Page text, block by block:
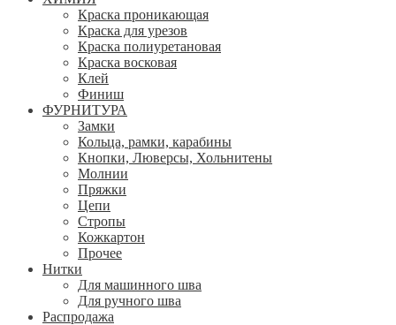
Краска проникающая
Краска для урезов
Краска полиуретановая
Краска восковая
Клей
Финиш
ФУРНИТУРА
Замки
Кольца, рамки, карабины
Кнопки, Люверсы, Хольнитены
Молнии
Пряжки
Цепи
Стропы
Кожкартон
Прочее
Нитки
Для машинного шва
Для ручного шва
Распродажа